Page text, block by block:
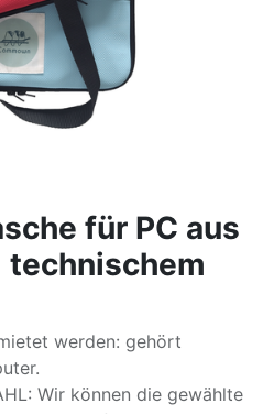
für PC aus
werden: gehört
Wir können die gewählte